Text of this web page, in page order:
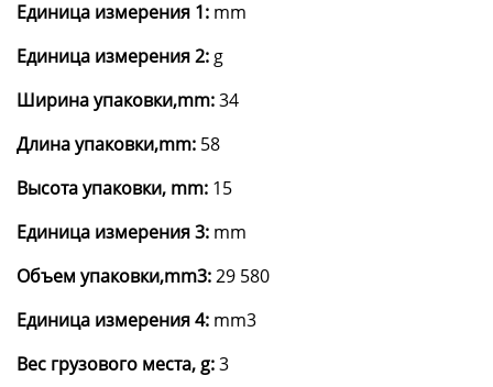
Единица измерения 1: mm
Единица измерения 2: g
Ширина упаковки,mm:34
Длина упаковки,mm: 58
Высота упаковки, mm: 15
Единица измерения 3: mm
Объем упаковки,mm3:29 580
Единица измерения 4: mm3
Вес грузового места, g:3